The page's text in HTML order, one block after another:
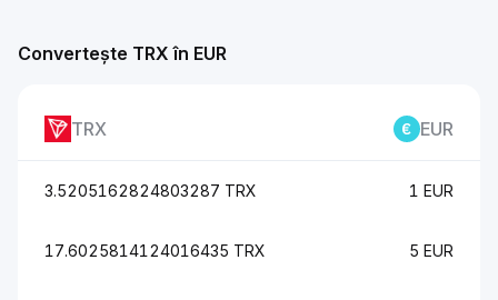
Convertește TRX în EUR
TRX EUR
3.5205162824803287 TRX 1 EUR
17.6025814124016435 TRX 5 EUR